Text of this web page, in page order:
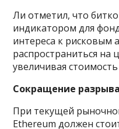
Ли отметил, что
индикатором для
интереса к рисковым
распространиться
увеличивая
Сокращение
При текущей
Ethereum должен